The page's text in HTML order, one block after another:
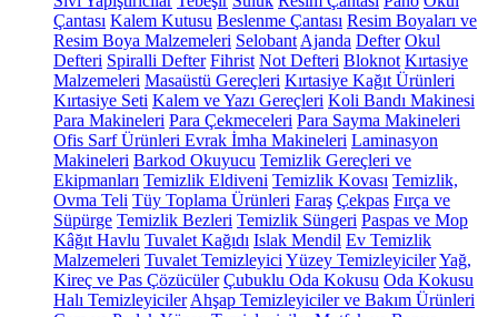
Çantası Kalem Kutusu Beslenme Çantası Resim Boyaları ve
Resim Boya Malzemeleri Selobant Ajanda Defter Okul
Defteri Spiralli Defter Fihrist Not Defteri Bloknot Kırtasiye
Malzemeleri Masaüstü Gereçleri Kırtasiye Kağıt Ürünleri
Kırtasiye Seti Kalem ve Yazı Gereçleri Koli Bandı Makinesi
Para Makineleri Para Çekmeceleri Para Sayma Makineleri
Ofis Sarf Ürünleri Evrak İmha Makineleri Laminasyon
Makineleri Barkod Okuyucu Temizlik Gereçleri ve
Ekipmanları Temizlik Eldiveni Temizlik Kovası Temizlik,
Ovma Teli Tüy Toplama Ürünleri Faraş Çekpas Fırça ve
Süpürge Temizlik Bezleri Temizlik Süngeri Paspas ve Mop
Kâğıt Havlu Tuvalet Kağıdı Islak Mendil Ev Temizlik
Malzemeleri Tuvalet Temizleyici Yüzey TemizleyicilerYağ,
Kireç ve Pas Çözücüler Çubuklu Oda Kokusu Oda Kokusu
Halı Temizleyiciler Ahşap Temizleyiciler ve Bakım Ürünleri